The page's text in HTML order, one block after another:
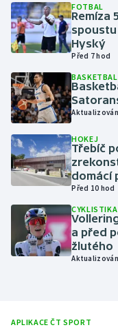
Judo
Krasobruslení
Lezení
Lyže a snowboard
Moderní pětiboj
Motorsport
Olympijské hry
Parasport
Plážový volejbal
FOTBAL
Remíza
Hyský
Před 7 hod
BASKETBAL
HOKEJ
Třebíč
domácí
Před 10 hod
CYKLISTIKA
a před
žlutého
APLIKACE ČT SPORT